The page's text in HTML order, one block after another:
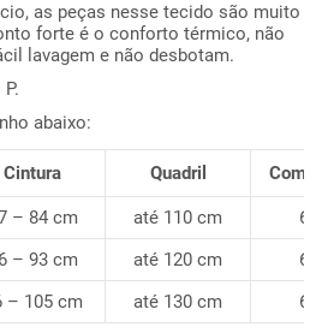
as peças nesse tecido são muito
forte é o conforto térmico, não
lavagem e não desbotam.
abaixo:
Cintura Quadril
– 84 cm até 110 cm
66
– 93 cm até 120 cm
67
– 105 cm até 130 cm 69